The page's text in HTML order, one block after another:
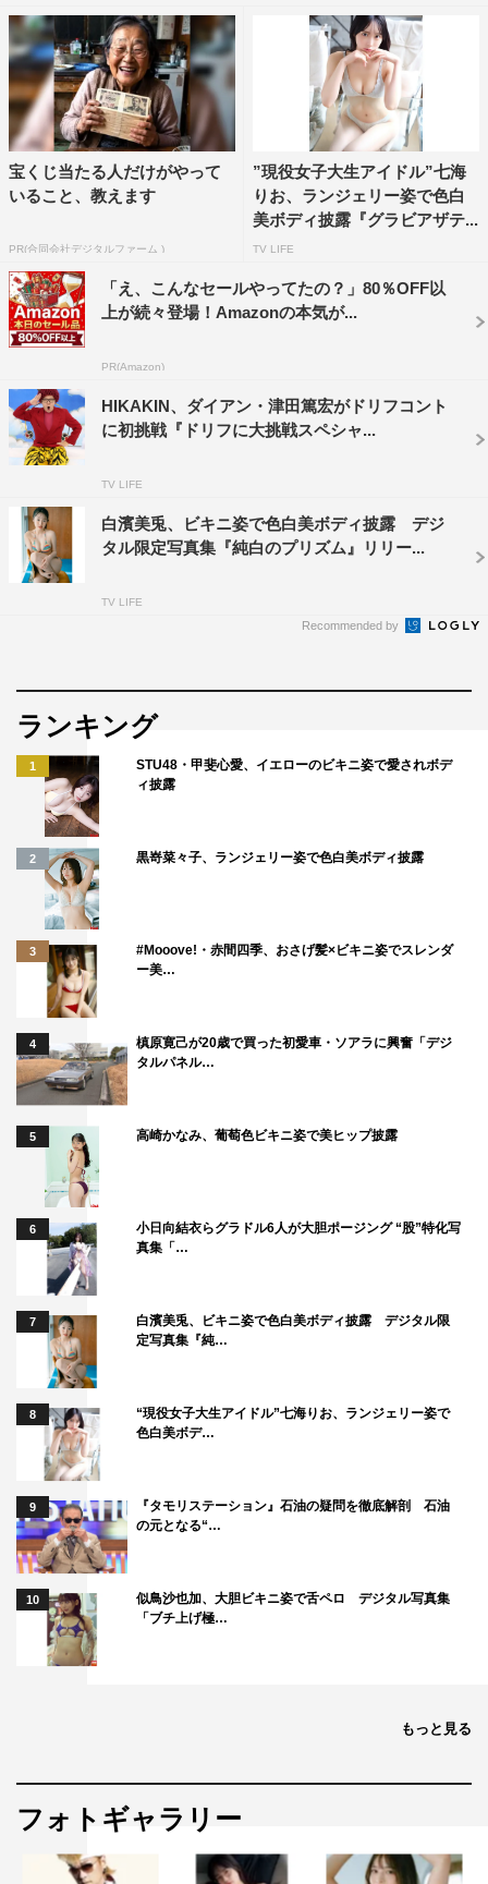
宝くじ当たる人だけがやって
いること、教えます
PR(合同会社デジタルファーム )
”現役女子大生アイドル”七海
りお、ランジェリー姿で色白
美ボディ披露『グラビアザテ...
TV LIFE
「え、こんなセールやってたの？」80％OFF以
上が続々登場！Amazonの本気が...
PR(Amazon)
HIKAKIN、ダイアン・津田篤宏がドリフコント
に初挑戦『ドリフに大挑戦スペシャ...
TV LIFE
白濱美兎、ビキニ姿で色白美ボディ披露 デジ
タル限定写真集『純白のプリズム』リリー...
TV LIFE
Recommended by
ランキング
1
STU48・甲斐心愛、イエローのビキニ姿で愛されボデ
ィ披露
2 黒嵜菜々子、ランジェリー姿で色白美ボディ披露
3
#Mooove!・赤間四季、おさげ髪×ビキニ姿でスレンダ
ー美…
4
槙原寛己が20歳で買った初愛車・ソアラに興奮「デジ
タルパネル…
5 高崎かなみ、葡萄色ビキニ姿で美ヒップ披露
6
小日向結衣らグラドル6人が大胆ポージング “股”特化写
真集「…
7
白濱美兎、ビキニ姿で色白美ボディ披露 デジタル限
定写真集『純…
8
“現役女子大生アイドル”七海りお、ランジェリー姿で
色白美ボデ…
9
『タモリステーション』石油の疑問を徹底解剖 石油
の元となる“…
10
似鳥沙也加、大胆ビキニ姿で舌ペロ デジタル写真集
「ブチ上げ極…
もっと見る
フォトギャラリー